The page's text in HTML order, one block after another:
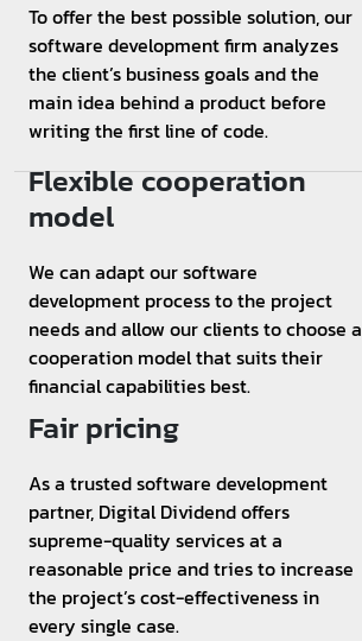
To offer the best possible solution, our
software development firm analyzes
the client’s business goals and the
main idea behind a product before
writing the first line of code.
Flexible cooperation
model
We can adapt our software
development process to the project
needs and allow our clients to choose a
cooperation model that suits their
financial capabilities best.
Fair pricing
As a trusted software development
partner, Digital Dividend offers
supreme-quality services at a
reasonable price and tries to increase
the project’s cost-effectiveness in
every single case.